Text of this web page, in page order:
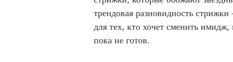
трендовая разновидность
для тех, кто хочет сменить
пока не готов.